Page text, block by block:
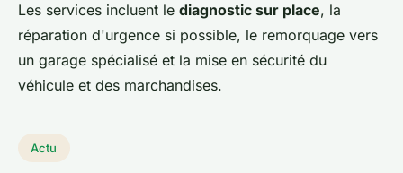
Les services incluent le diagnostic sur place, la
réparation d'urgence si possible, le remorquage vers
un garage spécialisé et la mise en sécurité du
véhicule et des marchandises.
Actu